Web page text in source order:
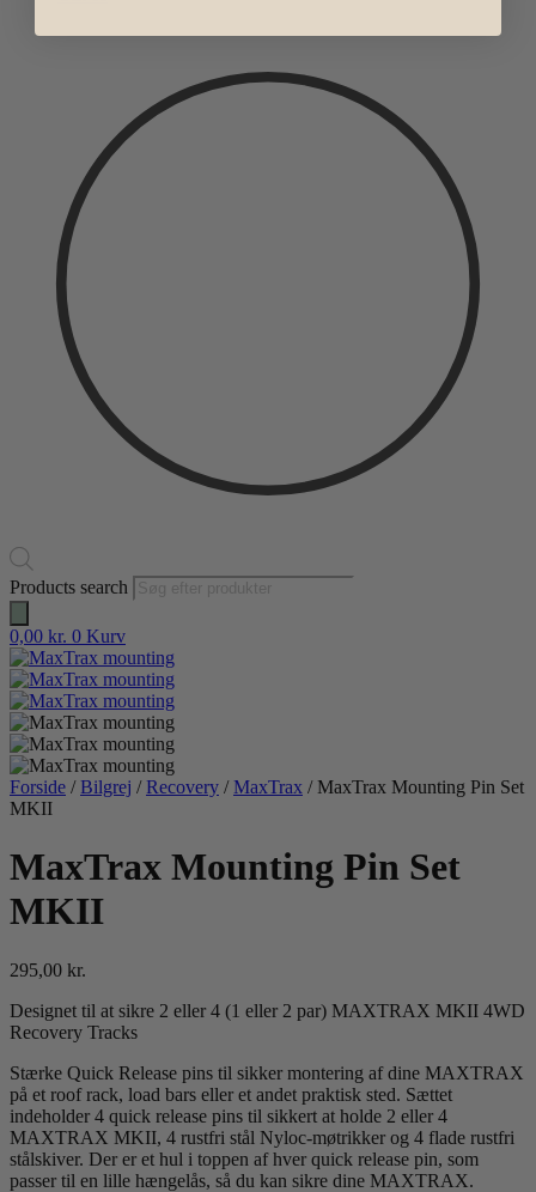
Products search
0,00 kr. 0 Kurv
Forside /Bilgrej /Recovery /MaxTrax / MaxTrax Mounting Pin Set
MKII
MaxTrax Mounting Pin Set
MKII
295,00 kr.
Designet til at sikre 2 eller 4 (1 eller 2 par) MAXTRAX MKII 4WD
Recovery Tracks
Stærke Quick Release pins til sikker montering af dine MAXTRAX
på et roof rack, load bars eller et andet praktisk sted. Sættet
indeholder 4 quick release pins til sikkert at holde 2 eller 4
MAXTRAX MKII, 4 rustfri stål Nyloc-møtrikker og 4 flade rustfri
stålskiver. Der er et hul i toppen af hver quick release pin, som
passer til en lille hængelås, så du kan sikre dine MAXTRAX.